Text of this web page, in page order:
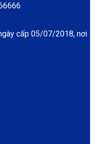
cấp 05/07/2018, nơi